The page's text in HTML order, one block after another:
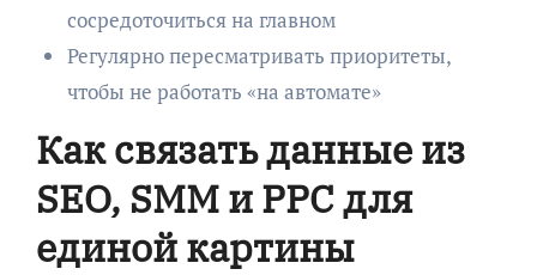
сосредоточиться на главном
Регулярно пересматривать приоритеты,
чтобы не работать «на автомате»
Как связать данные из
SEO, SMM и PPC для
единой картины